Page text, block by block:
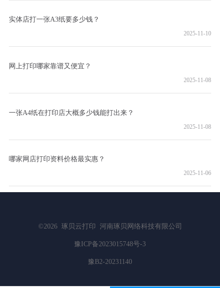
实体店打一张A3纸要多少钱？
2025-11-10
网上打印哪家靠谱又便宜？
2025-11-08
一张A4纸在打印店大概多少钱能打出来？
2025-11-08
哪家网店打印资料价格最实惠？
2025-11-06
©2026 琢贝云打印 河南琢贝网络科技有限公司
豫ICP备2023015748号-3
豫B2-20231140